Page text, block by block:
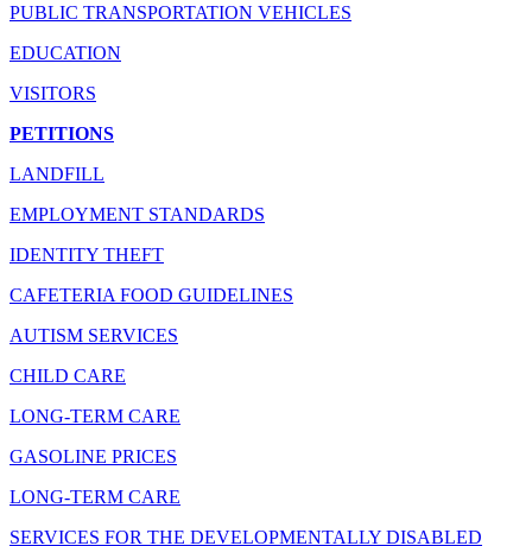
PUBLIC TRANSPORTATION VEHICLES
EDUCATION
VISITORS
PETITIONS
LANDFILL
EMPLOYMENT STANDARDS
IDENTITY THEFT
CAFETERIA FOOD GUIDELINES
AUTISM SERVICES
CHILD CARE
LONG-TERM CARE
GASOLINE PRICES
LONG-TERM CARE
SERVICES FOR THE DEVELOPMENTALLY DISABLED